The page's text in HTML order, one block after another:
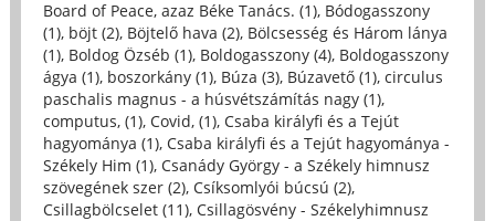
Board of Peace, azaz Béke Tanács. (1), Bódogasszony
(1), böjt (2), Böjtelő hava (2), Bölcsesség és Három lánya
(1), Boldog Özséb (1), Boldogasszony (4), Boldogasszony
ágya (1), boszorkány (1), Búza (3), Búzavető (1), circulus
paschalis magnus - a húsvétszámítás nagy (1),
computus, (1), Covid, (1), Csaba királyfi és a Tejút
hagyománya (1), Csaba királyfi és a Tejút hagyománya -
Székely Him (1), Csanády György - a Székely himnusz
szövegének szer (2), Csíksomlyói búcsú (2),
Csillagbölcselet (11), Csillagösvény - Székelyhimnusz